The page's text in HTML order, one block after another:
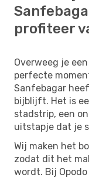
profiteer
Overweeg je een
perfecte
Sanfebagar
bijblijft. Het is
stadstrip, een
uitstapje dat je
Wij maken het
zodat dit het
wordt. Bij